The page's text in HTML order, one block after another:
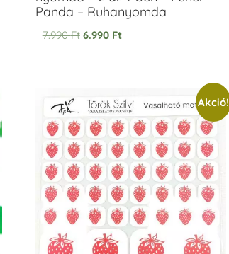
Panda – Ruhanyomda
7.990Ft 6.990 Ft
Akció!